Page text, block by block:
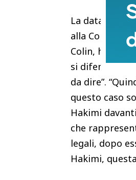
La data del
alla Corte di
Colin, ha
si difende con
da dire”.
questo caso
Hakimi
che
legali, dopo
Hakimi,